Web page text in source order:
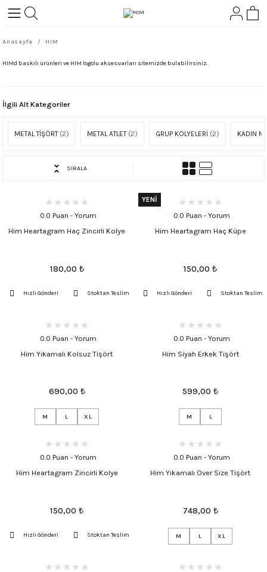
ROCK
Anasayfa HIM
HIMd baskılı ürünleri ve HIM logolu aksesuarları sitemizde bulabilirsiniz.
İlgili Alt Kategoriler
METAL TİŞÖRT (2) METAL ATLET (2) GRUP KOLYELERİ (2) KADIN
SIRALA
0.0 Puan - Yorum
Him Heartagram Haç Zincirli Kolye
180,00 ₺
Hızlı Gönderi Stoktan Teslim
YENİ
0.0 Puan - Yorum
Him Heartagram Haç Küpe
150,00 ₺
Hızlı Gönderi Stoktan Teslim
0.0 Puan - Yorum
Him Yıkamalı Kolsuz Tişört
690,00 ₺
M L XL
0.0 Puan - Yorum
Him Siyah Erkek Tişört
599,00 ₺
M L
0.0 Puan - Yorum
Him Heartagram Zincirli Kolye
150,00 ₺
Hızlı Gönderi Stoktan Teslim
0.0 Puan - Yorum
Him Yıkamalı Over Size Tişört
748,00 ₺
M L XL